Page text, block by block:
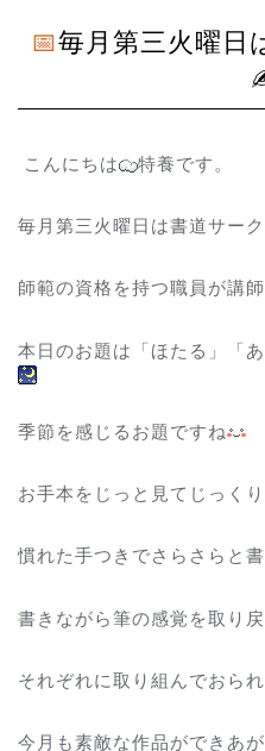
📅毎月第三火曜日は書道サークルの日
こんにちは 特養です。
毎月第三火曜日は書道サー
師範の資格を持つ職員が講師
本日のお題は「ほたる」「
季節を感じるお題ですね
お手本をじっと見てじっく
慣れた手つきでさらさらと書
書きながら筆の感覚を取り戻
それぞれに取り組んでおられ
今月も素敵な作品ができあ